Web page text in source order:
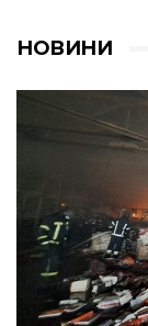
НОВИНИ